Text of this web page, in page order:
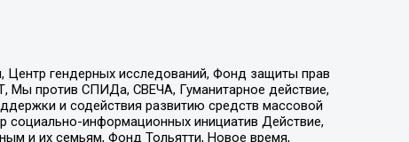
Центр гендерных исследований, Фонд защиты прав
Мы против СПИДа, СВЕЧА, Гуманитарное действие,
и содействия развитию средств массовой
социально-информационных инициатив Действие,
и их семьям, Фонд Тольятти, Новое время,